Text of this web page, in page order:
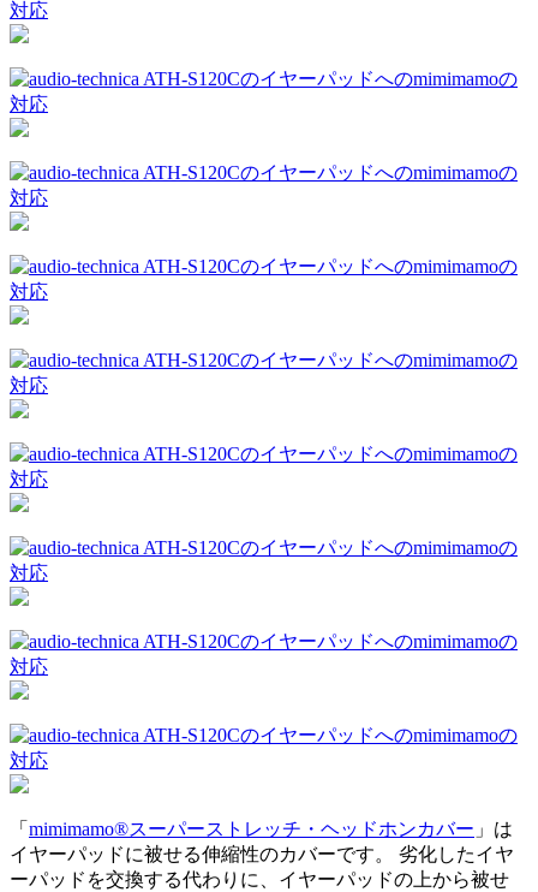
「 mimimamo®スーパーストレッチ・ヘッドホンカバー 」は
イヤーパッドに被せる伸縮性のカバーです。 劣化したイヤ
ーパッドを交換する代わりに、イヤーパッドの上から被せ